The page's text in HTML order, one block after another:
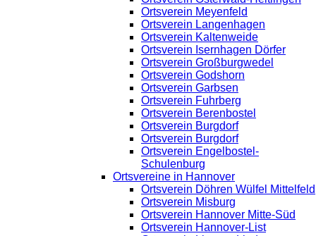
Ortsverein Meyenfeld
Ortsverein Langenhagen
Ortsverein Kaltenweide
Ortsverein Isernhagen Dörfer
Ortsverein Großburgwedel
Ortsverein Godshorn
Ortsverein Garbsen
Ortsverein Fuhrberg
Ortsverein Berenbostel
Ortsverein Burgdorf
Ortsverein Burgdorf
Ortsverein Engelbostel-
Schulenburg
Ortsvereine in Hannover
Ortsverein Döhren Wülfel Mittelfeld
Ortsverein Misburg
Ortsverein Hannover Mitte-Süd
Ortsverein Hannover-List